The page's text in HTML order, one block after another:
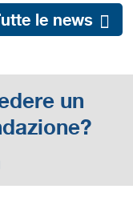
le news
un